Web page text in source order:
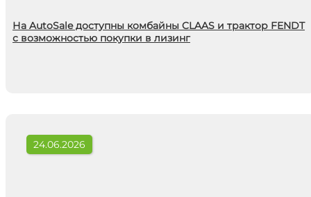
На AutoSale доступны комбайны CLAAS и трактор FENDT
с возможностью покупки в лизинг
24.06.2026